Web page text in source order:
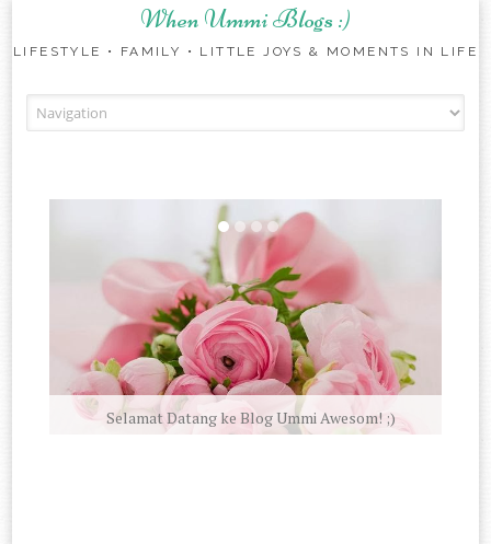
When Ummi Blogs :)
LIFESTYLE • FAMILY • LITTLE JOYS & MOMENTS IN LIFE
Selamat Datang ke Blog Ummi Awesom! ;)